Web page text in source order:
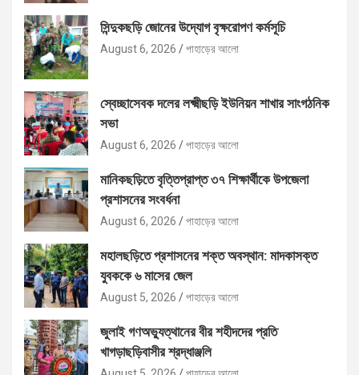
সিন্দুকছড়ি জোনের উদ্যোগ বৃক্ষরোপণ কর্মসূচি
August 6, 2026 পাহাড়ের আলো
স্বেচ্ছাসেবক দলের লক্ষ্মীছড়ি ইউনিয়ন শাখার সাংগঠনিক
সভা
August 6, 2026 পাহাড়ের আলো
মানিকছড়িতে বৃত্তিপ্রাপ্ত ৩৭ শিক্ষার্থীকে উপজেলা
প্রশাসনের সংবর্ধনা
August 6, 2026 পাহাড়ের আলো
মহালছড়িতে প্রশাসনের শক্ত অবস্থান: মাদকাসক্ত
যুবককে ৬ মাসের জেল
August 5, 2026 পাহাড়ের আলো
জুলাই গণঅভ্যুত্থানের বীর শহীদদের প্রতি
খাগড়াছড়িবাসীর শ্রদ্ধাঞ্জলি